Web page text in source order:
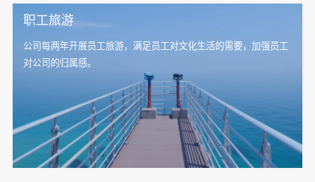
职工旅游
公司每两年开展员工旅游，满足员工对文化生活的需要，加强员工
对公司的归属感。